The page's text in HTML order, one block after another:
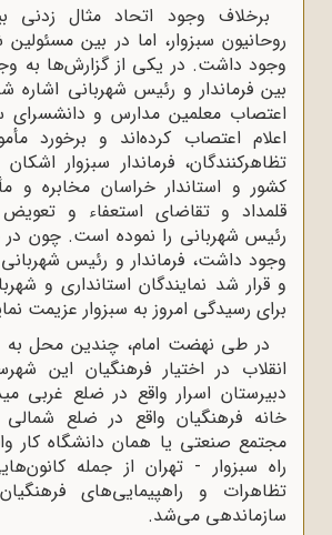
برخلاف وجود اتحاد مثال زدنی
روحانیون سبزوار، اما در بین
وجود داشت. در یکی از گزارش‌ها به
بین فرماندار و رئیس شهربانی اشاره
اعتصاب معلمین مدارس و دانشسرای
اعلام اعتصاب کرده‌اند و برخورد
تظاهرکنندگان، فرماندار سبزوار
کشور و استاندار خراسان مخابره و
قلمداد و تقاضای استعفاء و
رئیس شهربانی را نموده است. چون
وجود داشت، فرماندار و رئیس
و قرار شد نمایندگان استانداری و
برای رسیدگی امروز به سبزوار عزیمت
در طی نهضت امام، چندین محل به
انقلاب در اختیار فرهنگیان این
دبیرستان اسرار واقع در ضلع غربی
خانه فرهنگیان واقع در ضلع
مجتمع صنعتی یا همان دانشگاه کار
راه سبزوار - تهران از جمله
تظاهرات و راهپیمایی‌های
سازماندهی می‌شد.